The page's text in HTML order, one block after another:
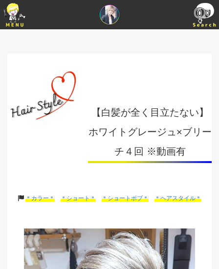
【白髪が全く目立たない】
ホワイトグレージュ×ブリー
チ４回 ※動画有
＊カラー＊ ＊ショート＊ ＊ショートボブ＊ ＊ヘアスタイル＊